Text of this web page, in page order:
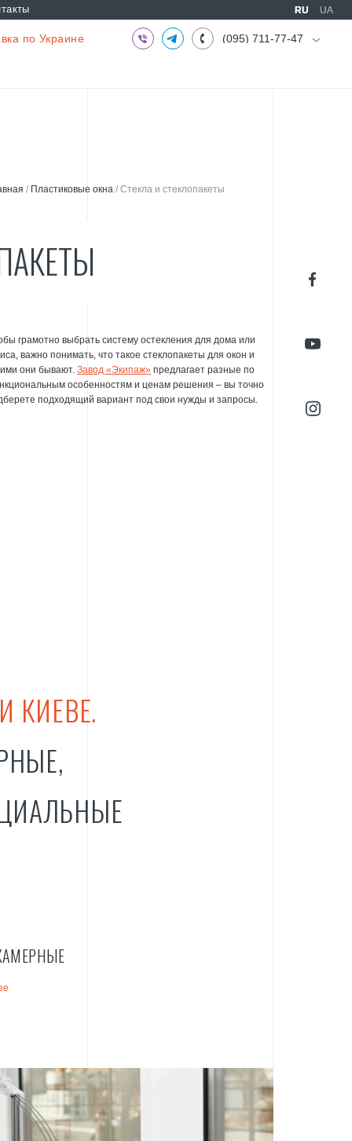
по Украине
RU UA
(095) 711-77-47
RU UA
/ Пластиковые окна /Стекла и стеклопакеты
грамотно выбрать систему остекления для дома или
важно понимать, что такое стеклопакеты для окон и
они бывают.Завод «Экипаж» предлагает разные по
особенностям и ценам решения – вы точно
подходящий вариант под свои нужды и запросы.
КИЕВЕ.